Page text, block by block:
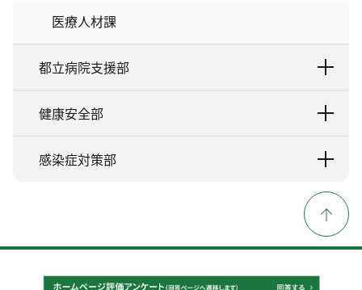
医療人材課
都立病院支援部
健康安全部
感染症対策部